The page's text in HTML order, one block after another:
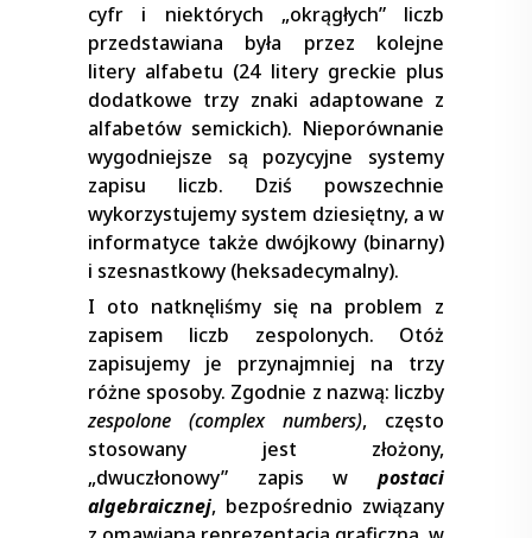
cyfr i niektórych „okrągłych” liczb
przedstawiana była przez kolejne
litery alfabetu (24 litery greckie plus
dodatkowe trzy znaki adaptowane z
alfabetów semickich). Nieporównanie
wygodniejsze są pozycyjne systemy
zapisu liczb. Dziś powszechnie
wykorzystujemy system dziesiętny, a w
informatyce także dwójkowy (binarny)
i szesnastkowy (heksadecymalny).
I oto natknęliśmy się na problem z
zapisem liczb zespolonych. Otóż
zapisujemy je przynajmniej na trzy
różne sposoby. Zgodnie z nazwą: liczby
zespolone (complex numbers), często
stosowany jest złożony,
„dwuczłonowy” zapis w postaci
algebraicznej, bezpośrednio związany